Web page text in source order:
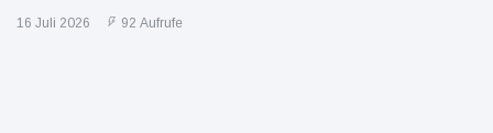
16 Juli 2026 92 Aufrufe